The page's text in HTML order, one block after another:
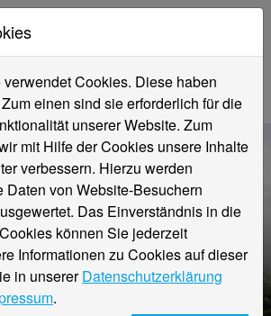
way to start up!
Cookies. Diese haben
einen sind sie erforderlich für die
unserer Website. Zum
mit Hilfe der Cookies unsere Inhalte
verbessern. Hierzu werden
Daten von Website-Besuchern
Das Einverständnis in die
können Sie jederzeit
Informationen zu Cookies auf dieser
in unsererDatenschutzerklärung
.